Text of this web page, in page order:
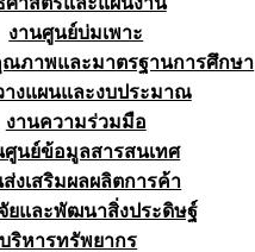
งานศูนย์บ่มเพาะ
ภาพและมาตรฐานการศึกษา
างแผนและงบประมาณ
งานความร่วมมือ
ศูนย์ข้อมูลสารสนเทศ
ส่งเสริมผลผลิตการค้า
ยและพัฒนาสิ่งประดิษฐ์
ริหารทรัพยากร